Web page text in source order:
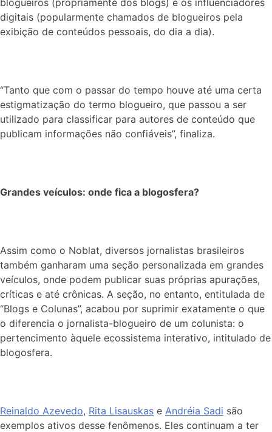
digitais (popularmente chamados de blogueiros pela
exibição de conteúdos pessoais, do dia a dia).
“Tanto que com o passar do tempo houve até uma certa
estigmatização do termo blogueiro, que passou a ser
utilizado para classificar para autores de conteúdo que
publicam informações não confiáveis”, finaliza.
Grandes veículos: onde fica a blogosfera?
Assim como o Noblat, diversos jornalistas brasileiros
também ganharam uma seção personalizada em grandes
veículos, onde podem publicar suas próprias apurações,
críticas e até crônicas. A seção, no entanto, entitulada de
“Blogs e Colunas”, acabou por suprimir exatamente o que
o diferencia o jornalista-blogueiro de um colunista: o
pertencimento àquele ecossistema interativo, intitulado de
blogosfera.
Reinaldo Azevedo, Rita Lisauskas e Andréia Sadi são
exemplos ativos desse fenômenos. Eles continuam a ter